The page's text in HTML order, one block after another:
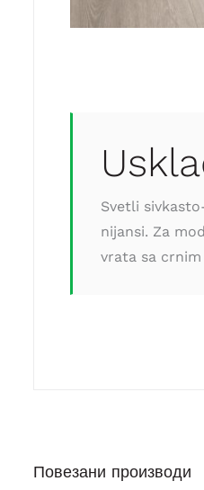
Svetli
nijansi. Za
vrata sa
Повезани производи